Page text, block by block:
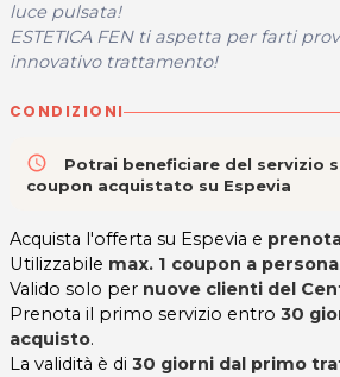
luce pulsata!
ESTETICA FEN ti aspetta per farti p
innovativo trattamento!
CONDIZIONI
access_time
Potrai beneficiare del servizio
coupon acquistato su Espevia
Acquista l'offerta su Espevia e
Utilizzabile max. 1 coupon a persona
Valido solo per nuove clienti del
Prenota il primo servizio entro 30
acquisto.
La validità è di 30 giorni dal primo